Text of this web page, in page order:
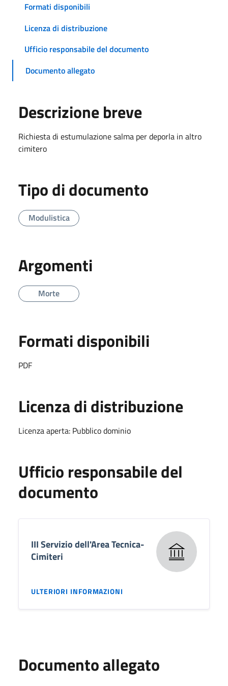
Formati disponibili
Licenza di distribuzione
Ufficio responsabile del documento
Documento allegato
Descrizione breve
Richiesta di estumulazione salma per deporla in altro
cimitero
Tipo di documento
Modulistica
Argomenti
Morte
Formati disponibili
PDF
Licenza di distribuzione
Licenza aperta: Pubblico dominio
Ufficio responsabile del
documento
III Servizio dell'Area Tecnica-
Cimiteri
ULTERIORI INFORMAZIONI
Documento allegato